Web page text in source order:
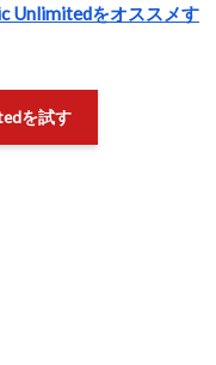
Unlimitedをオススメす
を試す